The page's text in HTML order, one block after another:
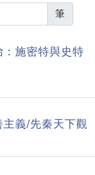
筆
：施密特與史特
主義/先秦天下觀